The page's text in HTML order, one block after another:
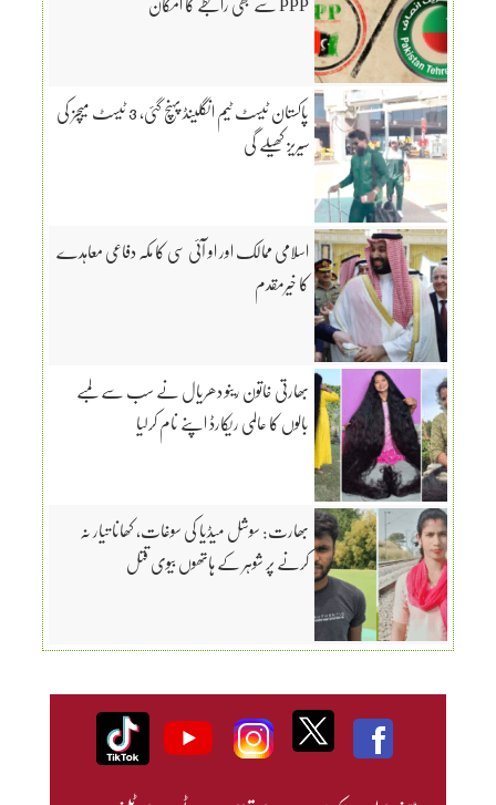
پاکستان ٹیسٹ ٹیم انگلینڈ پہنچ گئی، 3 ٹیسٹ میچز کی
سیریز کھیلے گی
اسلامی ممالک اور او آئی سی کا مکہ دفاعی معاہدے
کا خیرمقدم
بھارتی خاتون رینو دھریال نے سب سے لمبے
بالوں کا عالمی ریکارڈ اپنے نام کرلیا
بھارت: سوشل میڈیا کی سوغات، کھانا تیار نہ
کرنے پر شوہر کے ہاتھوں بیوی قتل